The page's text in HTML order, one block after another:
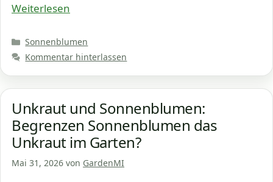
Weiterlesen
Kategorien
Sonnenblumen
Kommentar hinterlassen
Unkraut und Sonnenblumen:
Begrenzen Sonnenblumen das
Unkraut im Garten?
Mai 31, 2026 von GardenMI